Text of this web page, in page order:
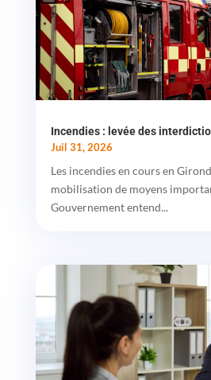
Incendies : levée des
Juil 31, 2026
Les incendies en cours en
mobilisation de moyens
Gouvernement entend...